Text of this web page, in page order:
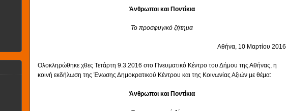
Άνθρωποι και Ποντίκια
Το προσφυγικό ζήτημα
Αθήνα, 10 Μαρτίου 2016
Ολοκληρώθηκε χθες Τετάρτη 9.3.2016 στο Πνευματικό Κέντρο του Δήμου της Αθήνας, η
κοινή εκδήλωση της Ένωσης Δημοκρατικού Κέντρου και της Κοινωνίας Αξιών με θέμα:
Άνθρωποι και Ποντίκια